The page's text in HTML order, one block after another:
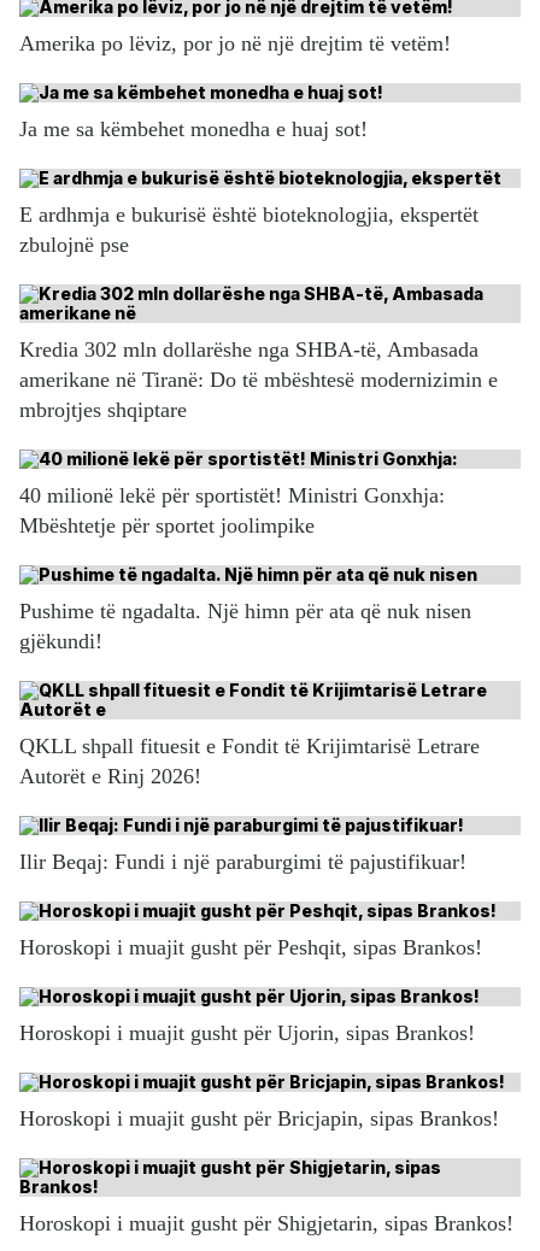
Amerika po lëviz, por jo në një drejtim të vetëm!
Ja me sa këmbehet monedha e huaj sot!
E ardhmja e bukurisë është bioteknologjia, ekspertët
zbulojnë pse
Kredia 302 mln dollarëshe nga SHBA-të, Ambasada
amerikane në Tiranë: Do të mbështesë modernizimin e
mbrojtjes shqiptare
40 milionë lekë për sportistët! Ministri Gonxhja:
Mbështetje për sportet joolimpike
Pushime të ngadalta. Një himn për ata që nuk nisen
gjëkundi!
QKLL shpall fituesit e Fondit të Krijimtarisë Letrare
Autorët e Rinj 2026!
Ilir Beqaj: Fundi i një paraburgimi të pajustifikuar!
Horoskopi i muajit gusht për Peshqit, sipas Brankos!
Horoskopi i muajit gusht për Ujorin, sipas Brankos!
Horoskopi i muajit gusht për Bricjapin, sipas Brankos!
Horoskopi i muajit gusht për Shigjetarin, sipas Brankos!